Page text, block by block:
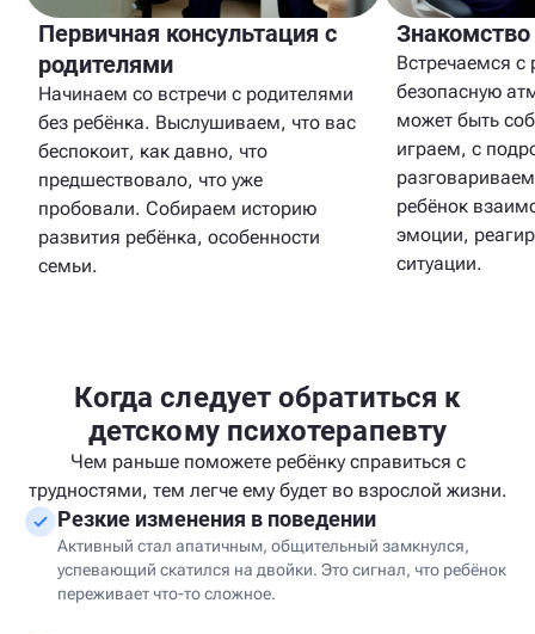
Первичная консультация с
родителями
Начинаем со встречи с родителями
без ребёнка. Выслушиваем, что вас
беспокоит, как давно, что
предшествовало, что уже
пробовали. Собираем историю
развития ребёнка, особенности
семьи.
Встречаемся
безопасную
может быть
играем, с
ребёнок
эмоции,
ситуации.
Когда следует обратиться к
детскому психотерапевту
Чем раньше поможете ребёнку справиться с
трудностями, тем легче ему будет во взрослой жизни.
Резкие изменения в поведении
Активный стал апатичным, общительный замкнулся,
успевающий скатился на двойки. Это сигнал, что ребёнок
переживает что-то сложное.